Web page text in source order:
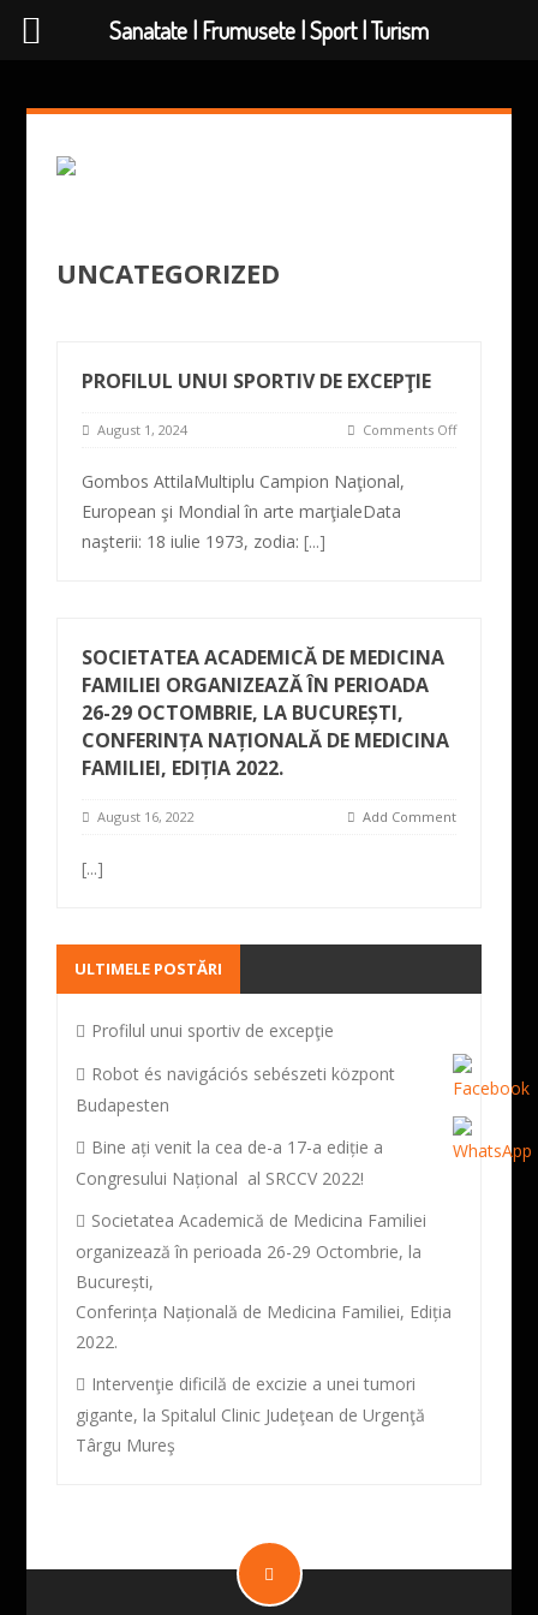
UNCATEGORIZED
PROFILUL UNUI SPORTIV DE EXCEPŢIE
August 1, 2024 Comments Off
Gombos AttilaMultiplu Campion Naţional,
European şi Mondial în arte marţialeData
naşterii: 18 iulie 1973, zodia:[...]
SOCIETATEA ACADEMICĂ DE MEDICINA
FAMILIEI ORGANIZEAZĂ ÎN PERIOADA
26-29 OCTOMBRIE, LA BUCUREȘTI,
CONFERINȚA NAȚIONALĂ DE MEDICINA
FAMILIEI, EDIȚIA 2022.
August 16, 2022 Add Comment
[...]
ULTIMELE POSTĂRI
Profilul unui sportiv de excepţie
Robot és navigációs sebészeti központ
Budapesten
Bine ați venit la cea de-a 17-a ediție a
Congresului Național al SRCCV 2022!
Societatea Academică de Medicina Familiei
organizează în perioada 26-29 Octombrie, la
București,
Conferința Națională de Medicina Familiei, Ediția
2022.
Intervenţie dificilă de excizie a unei tumori
gigante, la Spitalul Clinic Judeţean de Urgenţă
Târgu Mureş
Sanatate | Frumusete | Sport | Turism